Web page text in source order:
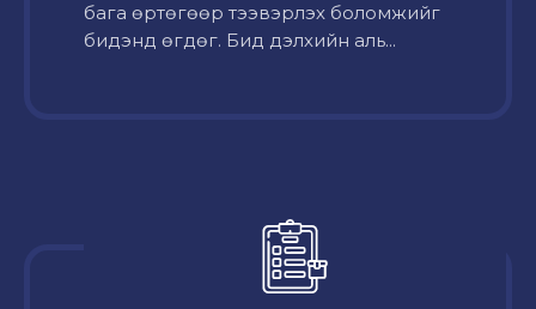
бага өртөгөөр тээвэрлэх боломжийг
бидэнд өгдөг. Бид дэлхийн аль...